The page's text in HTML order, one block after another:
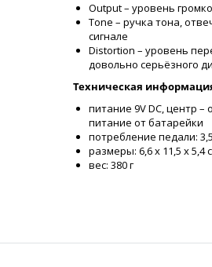
Output – уровень
Tone – ручка тона,
сигнале
Distortion – уровень
довольно серьёзного
Техническая
питание 9V DC, центр
питание от батарейки
потребление педали:
размеры: 6,6 х 11,5 х 5,4
вес: 380 г